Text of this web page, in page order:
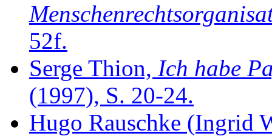
52f.
Serge Thion, Ich habe
(1997), S. 20-24.
Hugo Rauschke (Ingrid